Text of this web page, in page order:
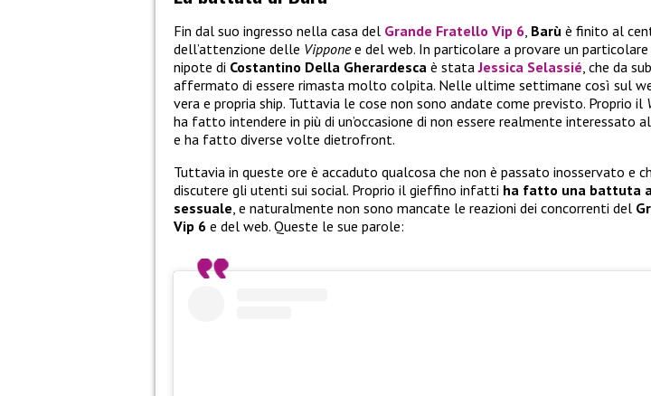
Fin dal suo ingresso nella casa del Grande Fratello Vip 6, Barù è finito al
dell’attenzione delle Vipponee del web. In particolare a provare un
nipote di Costantino Della Gherardesca è stataJessica Selassié, che da
affermato di essere rimasta molto colpita. Nelle ultime settimane così sul
vera e propria ship. Tuttavia le cose non sono andate come previsto. Proprio il
ha fatto intendere in più di un’occasione di non essere realmente interessato
e ha fatto diverse volte dietrofront.
Tuttavia in queste ore è accaduto qualcosa che non è passato inosservato e
discutere gli utenti sui social. Proprio il gieffino infatti ha fatto una battuta
sessuale, e naturalmente non sono mancate le reazioni dei concorrenti del
Vip 6 e del web. Queste le sue parole: